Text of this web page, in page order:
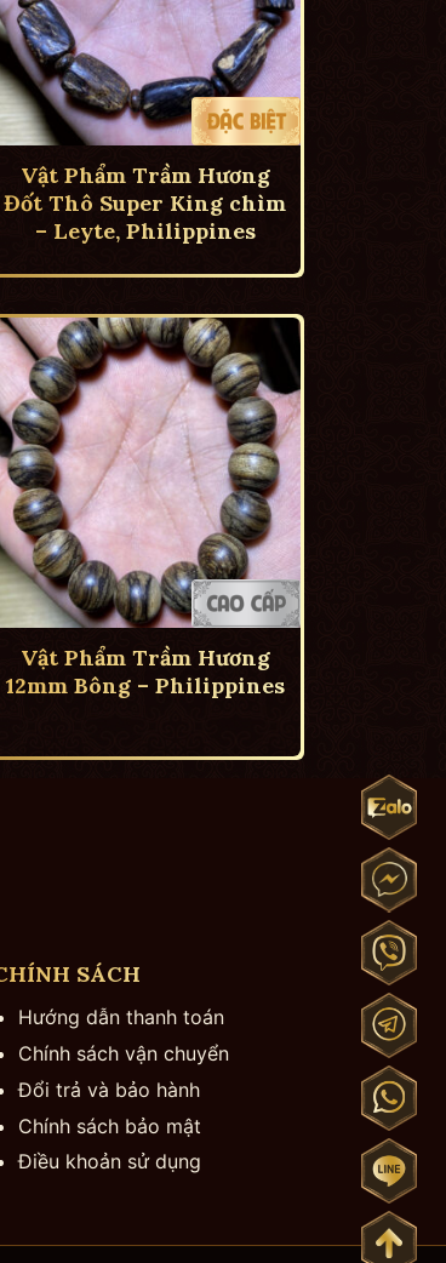
Vật Phẩm Trầm Hương
Đốt Thô Super King chìm
– Leyte, Philippines
Vật Phẩm Trầm Hương
12mm Bông – Philippines
SÁCH
Hướng dẫn thanh toán
Chính sách vận chuyển
Đổi trả và bảo hành
Chính sách bảo mật
Điều khoản sử dụng